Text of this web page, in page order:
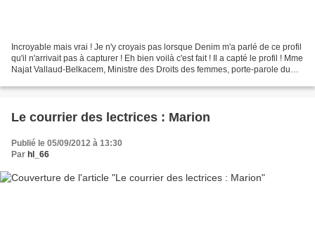
Incroyable mais vrai ! Je n'y croyais pas lorsque Denim m'a parlé de ce profil
qu'il n'arrivait pas à capturer ! Eh bien voilà c'est fait ! Il a capté le profil ! Mme
Najat Vallaud-Belkacem, Ministre des Droits des femmes, porte-parole du
Le courrier des lectrices : Marion
Publié le 05/09/2012 à 13:30
Par hl_66